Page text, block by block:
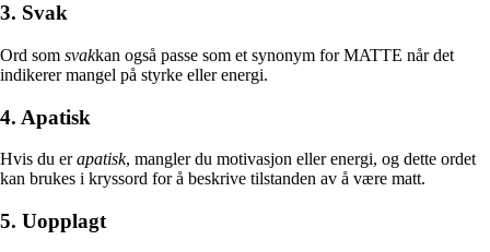
3. Svak
Ord som svakkan også passe som et synonym for MATTE når det
indikerer mangel på styrke eller energi.
4. Apatisk
Hvis du erapatisk, mangler du motivasjon eller energi, og dette ordet
kan brukes i kryssord for å beskrive tilstanden av å være matt.
5. Uopplagt